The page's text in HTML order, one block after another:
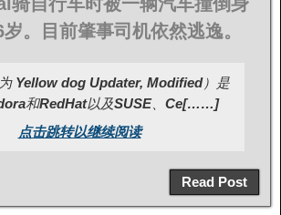
。目前肇事司机依然逃逸。
Yellow dog Updater, Modified）是
和RedHat以及SUSE、 Ce[……]
点击跳转以继续阅读
Read Post